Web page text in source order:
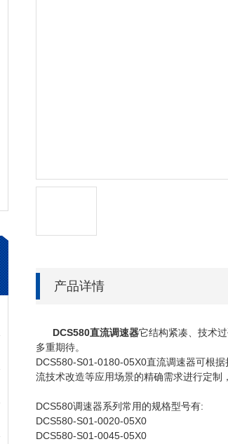
产品详情
DCS580直流调速器它结构紧凑、技术
多重期待。
DCS580-S01-0180-05X0直流调速器可根
流技术改造等应用场景的精确需求进行定制
DCS580调速器系列常用的规格型号有:
DCS580-S01-0020-05X0
DCS580-S01-0045-05X0